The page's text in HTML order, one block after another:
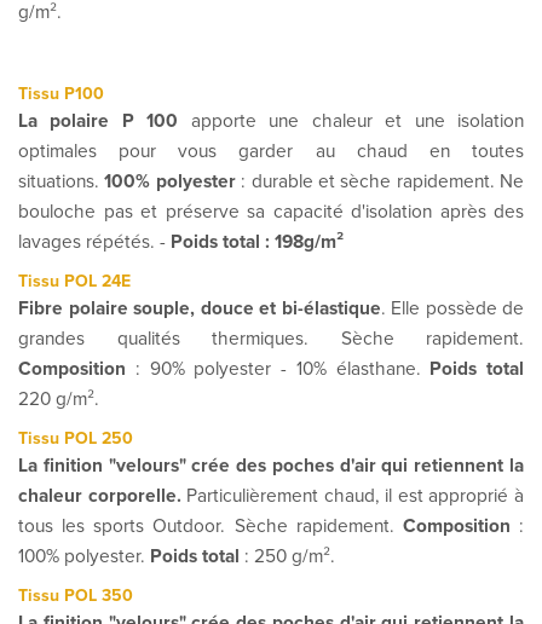
g/m².
Tissu P100
La polaire P 100 apporte une chaleur et une isolation
optimales pour vous garder au chaud en toutes
situations.100% polyester : durable et sèche rapidement. Ne
bouloche pas et préserve sa capacité d'isolation après des
lavages répétés. - Poids total : 198g/m²
Tissu POL 24E
Fibre polaire souple, douce et bi-élastique. Elle possède de
grandes qualités thermiques. Sèche rapidement.
Composition : 90% polyester - 10% élasthane. Poids total
220 g/m².
Tissu POL 250
La finition "velours" crée des poches d'air qui retiennent la
chaleur corporelle. Particulièrement chaud, il est approprié à
tous les sports Outdoor. Sèche rapidement. Composition :
100% polyester. Poids total : 250 g/m².
Tissu POL 350